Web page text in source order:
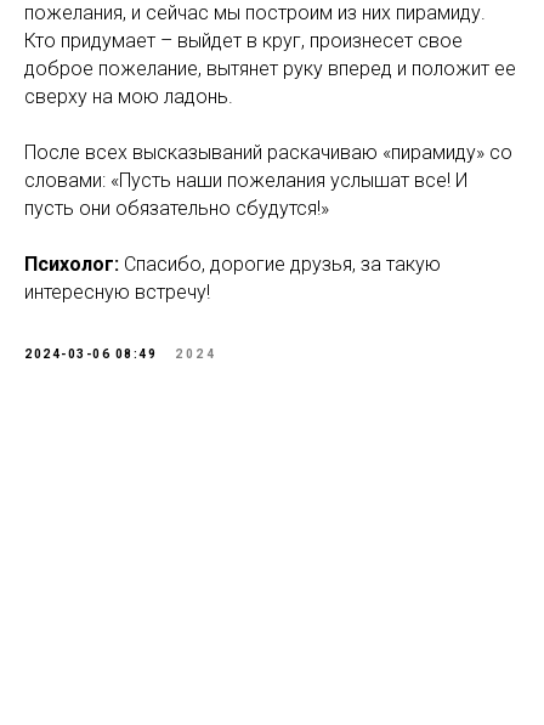
пожелания, и сейчас мы построим из них пирамиду.
Кто придумает – выйдет в круг, произнесет свое
доброе пожелание, вытянет руку вперед и положит ее
сверху на мою ладонь.
После всех высказываний раскачиваю «пирамиду» со
словами: «Пусть наши пожелания услышат все! И
пусть они обязательно сбудутся!»
Психолог: Спасибо, дорогие друзья, за такую
интересную встречу!
2024-03-06 08:49 2024